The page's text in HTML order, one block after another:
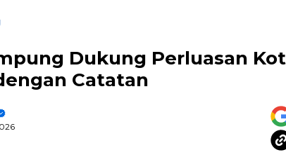
Dukung Perluasan
Catatan